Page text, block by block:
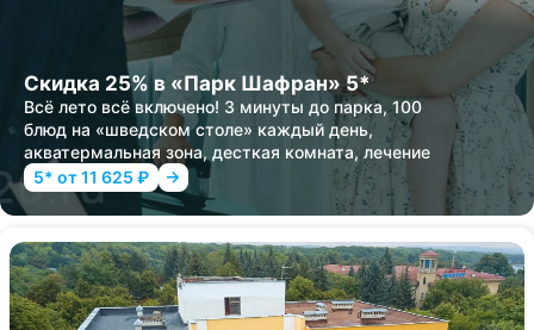
Скидка 25% в «Парк Шафран» 5*
Всё лето всё включено! 3 минуты до парка, 100
блюд на «шведском столе» каждый день,
акватермальная зона, десткая комната, лечение
5* от 11 625 ₽